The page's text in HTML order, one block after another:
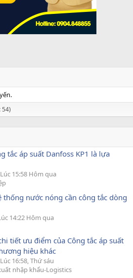
54)
tắc áp suất Danfoss KP1 là lựa
Lúc 15:58 Hôm qua
thống nước nóng cần công tắc dòng
14:22 Hôm qua
tiết ưu điểm của Công tắc áp suất
hiệu khác
Lúc 16:58, Thứ sáu
nhập khẩu-Logistics